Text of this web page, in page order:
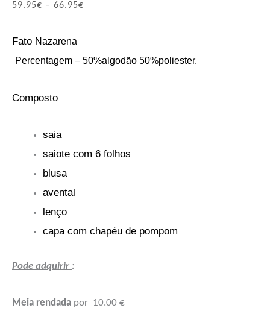
59.95€ – 66.95€
Fato Nazarena
Percentagem – 50%algodão 50%poliester.
Composto
saia
saiote com 6 folhos
blusa
avental
lenço
capa com chapéu de pompom
Pode adquirir :
Meia rendada por 10.00 €